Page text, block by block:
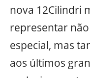
nova 12Cilindri
representar
especial, mas
aos últimos